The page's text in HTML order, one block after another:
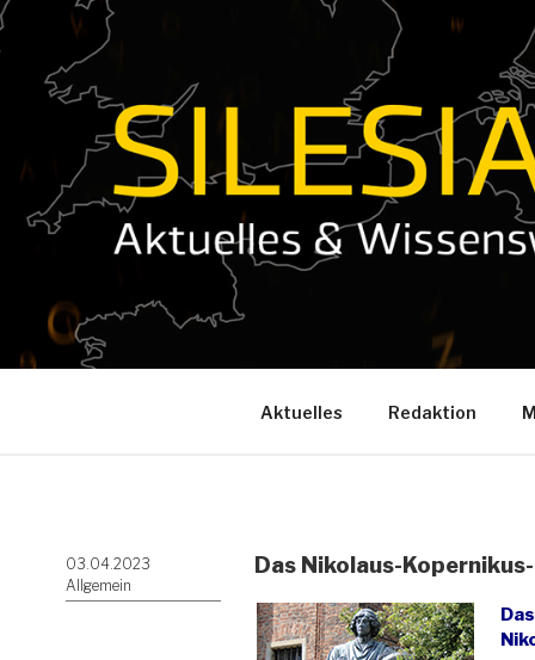
Zum
Inhalt
springen
Aktuelles Redaktion
Veröffentlicht
am
03.04.2023
Allgemein
Das Nikolaus-